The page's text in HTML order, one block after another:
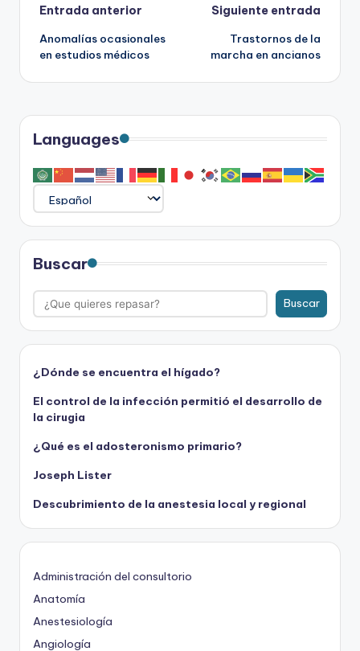
Navegación
de
entradas
Entrada anterior
Anomalías ocasionales
en estudios médicos
Siguiente entrada
Trastornos de la
marcha en ancianos
Languages
Buscar
Buscar
¿Dónde se encuentra el hígado?
El control de la infección permitió el desarrollo de
la cirugia
¿Qué es el adosteronismo primario?
Joseph Lister
Descubrimiento de la anestesia local y regional
Administración del consultorio
Anatomía
Anestesiología
Angiología